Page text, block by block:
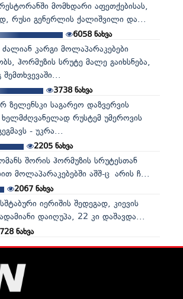
მომხდარი აფეთქებისას,
რუსი გენერლის ქალიშვილი და...
6058 ნახვა
კარგი მოლაპარაკებები
ჰორმუზის სრუტე მალე გაიხსნება,
შემთხვევაში...
3738ნახვა
ზელენსკი საგარეო დაზვერვის
ხელმძღვანელად რუსტემ უმეროვის
- უკრა...
2205ნახვა
შორის ჰორმუზის სრუტესთან
მოლაპარაკებებში აშშ-ც არის ჩ...
2067ნახვა
იერიშის შედეგად, კიევის
დაიღუპა, 22 კი დაშავდა...
ნახვა